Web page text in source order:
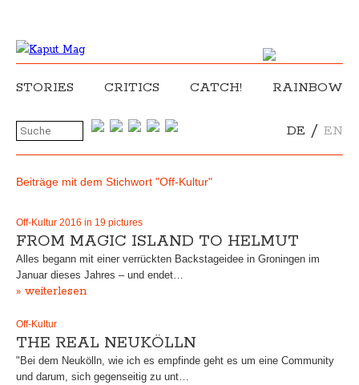
STORIES CRITICS CATCH! RAINBOW
DE / EN
Beiträge mit dem Stichwort "Off-Kultur"
Off-Kultur 2016 in 19 pictures
FROM MAGIC ISLAND TO HELMUT
Alles begann mit einer verrückten Backstageidee in Groningen im
Januar dieses Jahres – und endet…
» weiterlesen
Off-Kultur
THE REAL NEUKÖLLN
"Bei dem Neukölln, wie ich es empfinde geht es um eine Community
und darum, sich gegenseitig zu unt…